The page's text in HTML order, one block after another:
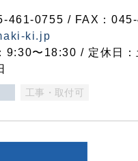
461-0755 / FAX：
ki.jp
9:30〜18:30 / 定休日：
工事・取付可